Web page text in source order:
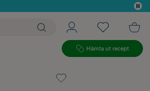
Hämta ut recept